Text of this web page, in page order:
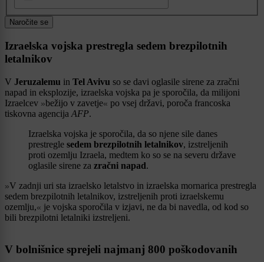
Naročite se
Izraelska vojska prestregla sedem brezpilotnih
letalnikov
V Jeruzalemu in Tel Avivu so se davi oglasile sirene za zračni
napad in eksplozije, izraelska vojska pa je sporočila, da milijoni
Izraelcev »bežijo v zavetje« po vsej državi, poroča francoska
tiskovna agencija AFP.
Izraelska vojska je sporočila, da so njene sile danes
prestregle sedem brezpilotnih letalnikov, izstreljenih
proti ozemlju Izraela, medtem ko so se na severu države
oglasile sirene za zračni napad.
»V zadnji uri sta izraelsko letalstvo in izraelska mornarica prestregla
sedem brezpilotnih letalnikov, izstreljenih proti izraelskemu
ozemlju,« je vojska sporočila v izjavi, ne da bi navedla, od kod so
bili brezpilotni letalniki izstreljeni.
V bolnišnice sprejeli najmanj 800 poškodovanih